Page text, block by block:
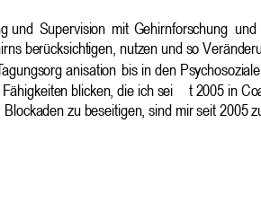
und Supervision mit Gehirnforschung und
berücksichtigen, nutzen und so
anisation bis in den
blicken, die ich sei t 2005 in
Blockaden zu beseitigen, sind mir seit 2005